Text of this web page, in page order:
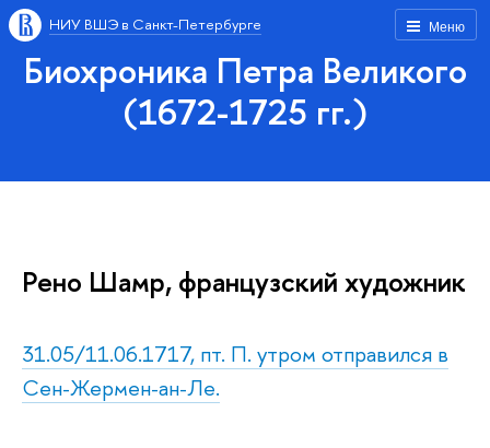
Меню
НИУ ВШЭ в Санкт-Петербурге
Биохроника Петра Великого
(1672-1725 гг.)
Рено Шамр, французский художник
31.05/11.06.1717, пт. П. утром отправился в
Сен-Жермен-ан-Ле.